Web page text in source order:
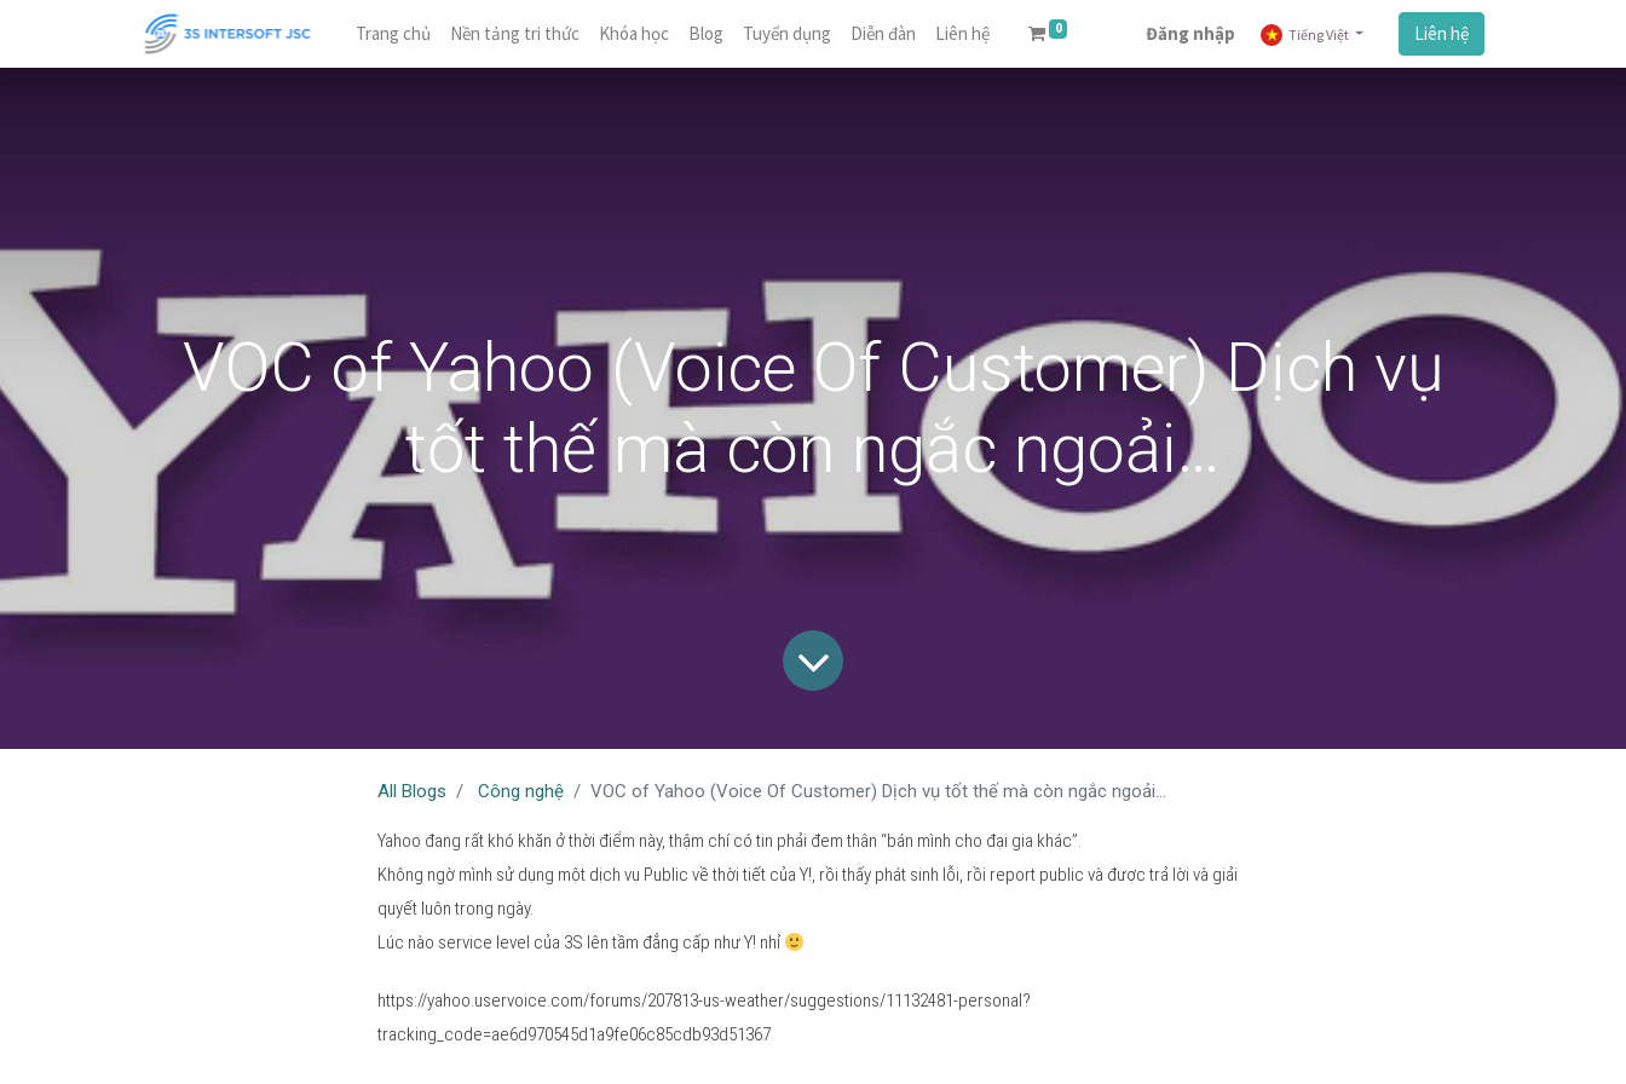
Trang chủ Nền tảng tri thức Khóa học Blog Tuyển dụng Diễn đàn Liên hệ 0 Đăng nhập Tiếng Việt Liên hệ
VOC of Yahoo (Voice Of Customer) Dịch vụ
tốt thế mà còn ngắc ngoải…
All Blogs Công nghệ VOC of Yahoo (Voice Of Customer) Dịch vụ tốt thế mà còn ngắc ngoải…
Yahoo đang rất khó khăn ở thời điểm này, thậm chí có tin phải đem thân “bán mình cho đại gia khác”.
Không ngờ mình sử dụng một dịch vụ Public về thời tiết của Y!, rồi thấy phát sinh lỗi, rồi report public và được trả lời và giải
quyết luôn trong ngày.
Lúc nào service level của 3S lên tầm đẳng cấp như Y! nhỉ
https://yahoo.uservoice.com/forums/207813-us-weather/suggestions/11132481-personal?
tracking_code=ae6d970545d1a9fe06c85cdb93d51367